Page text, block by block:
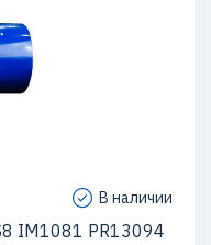
В наличии
IM1081 PR13094